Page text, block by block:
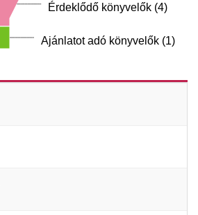
Érdeklődő könyvelők (4)
Ajánlatot adó könyvelők (1)